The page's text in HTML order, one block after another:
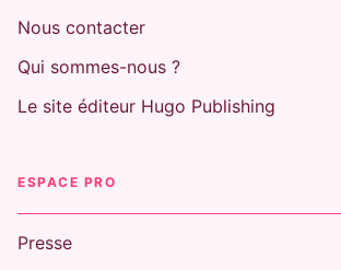
Nous contacter
Qui sommes-nous ?
Le site éditeur Hugo Publishing
ESPACE PRO
Presse